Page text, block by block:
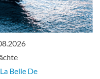
Belle De